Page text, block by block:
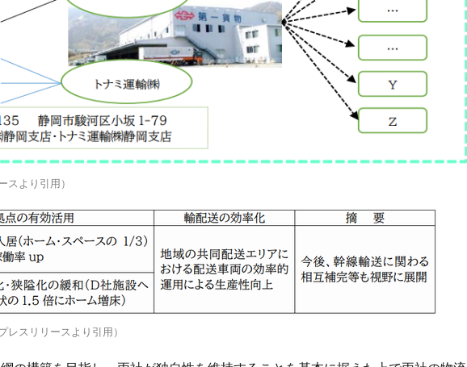
スより引用）
スリリースより引用）